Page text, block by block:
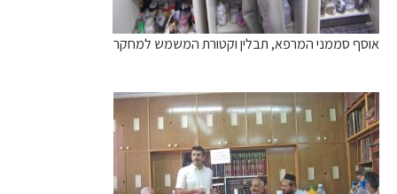
אוסף סממני המרפא, תבלין וקטורת המשמש למחקר